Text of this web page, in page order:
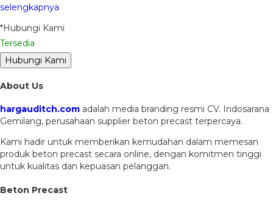
selengkapnya
*Hubungi Kami
Tersedia
Hubungi Kami
About Us
hargauditch.com adalah media branding resmi CV. Indosarana
Gemilang, perusahaan supplier beton precast terpercaya.
Kami hadir untuk memberikan kemudahan dalam memesan
produk beton precast secara online, dengan komitmen tinggi
untuk kualitas dan kepuasan pelanggan.
Beton Precast